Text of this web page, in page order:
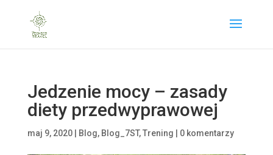
Jedzenie mocy – zasady
diety przedwyprawowej
maj 9, 2020| Blog, Blog_7ST,Trening 0 komentarzy